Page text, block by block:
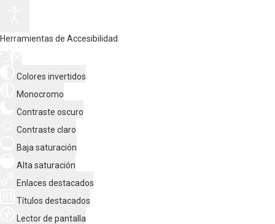
Herramientas de Accesibilidad
Colores invertidos
Monocromo
Contraste oscuro
Contraste claro
Baja saturación
Alta saturación
Enlaces destacados
Títulos destacados
Lector de pantalla